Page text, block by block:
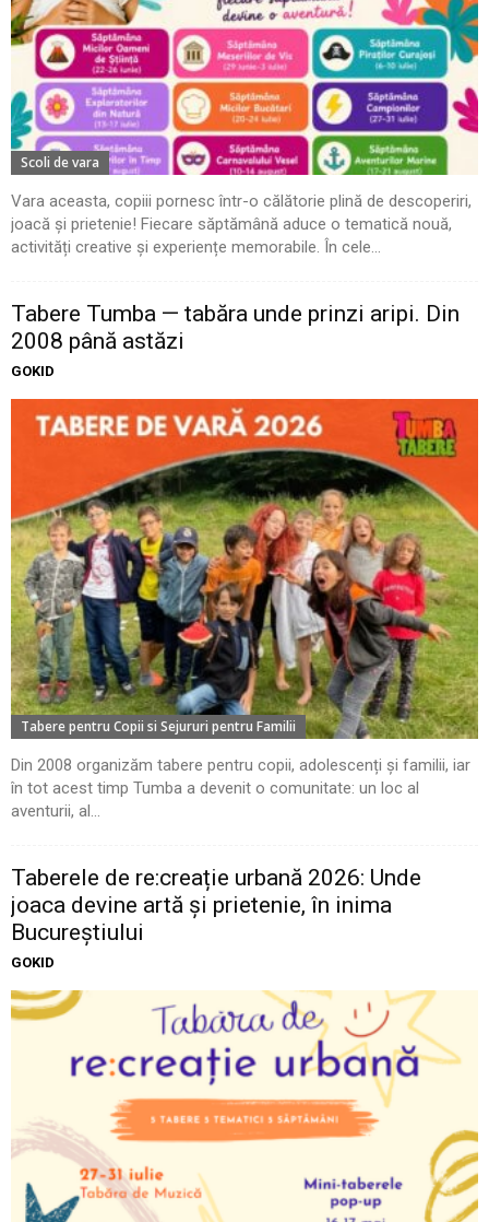
Scoli de vara
Vara aceasta, copiii pornesc într-o călătorie plină de descoperiri,
joacă și prietenie! Fiecare săptămână aduce o tematică nouă,
activități creative și experiențe memorabile. În cele...
Tabere Tumba — tabăra unde prinzi aripi. Din
2008 până astăzi
GOKID
Tabere pentru Copii si Sejururi pentru Familii
Din 2008 organizăm tabere pentru copii, adolescenți și familii, iar
în tot acest timp Tumba a devenit o comunitate: un loc al
aventurii, al...
Taberele de re:creație urbană 2026: Unde
joaca devine artă și prietenie, în inima
Bucureștiului
GOKID